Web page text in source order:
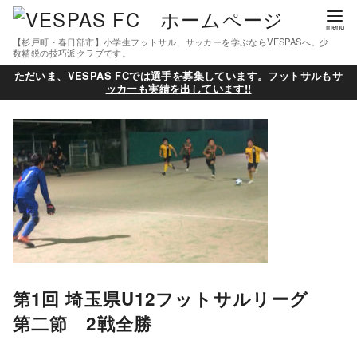
【杉戸町・春日部市】小学生フットサル、サッカーを学ぶならVESPASへ。少
数精鋭の技巧派クラブです。
ただいま、VESPAS FCでは選手を募集しています。フットサルもサ
ッカーも実績を出しています!!
第1回 埼玉県U12フットサルリーグ
第二節 2戦全勝